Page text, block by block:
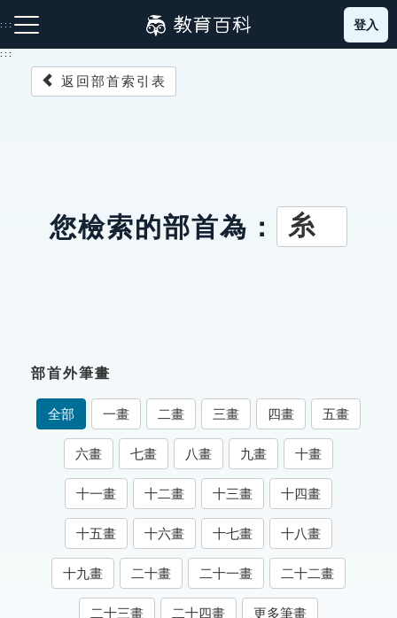
到
主
:::
成語故事
索引選單
知識索引
單字索引
生命大百科索引
遊戲專區
登入
:::
返回部首索引表
您檢索的部首為： 糸
部首外筆畫
全部 一畫 二畫 三畫 四畫 五畫
六畫 七畫 八畫 九畫 十畫
十一畫 十二畫 十三畫 十四畫
十五畫 十六畫 十七畫 十八畫
十九畫 二十畫 二十一畫 二十二畫
二十三畫 二十四畫 更多筆畫